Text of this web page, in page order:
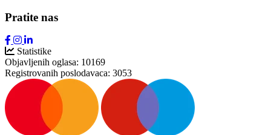
Pratite nas
Statistike
Objavljenih oglasa: 10169
Registrovanih poslodavaca: 3053